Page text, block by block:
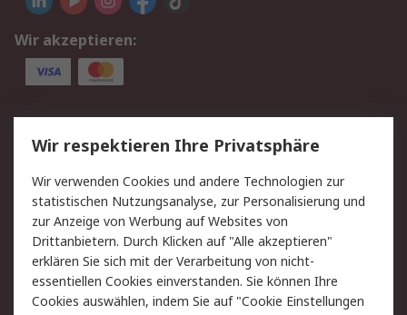
Wir akzeptieren:
Service
Value Added Services
Lieferlösungen
Rücksendungen
Kontakt
Hilfe
Privatkunden
Rechtliches
AGB
Datenschutz
Wir respektieren Ihre Privatsphäre
Wir verwenden Cookies und andere Technologien zur
statistischen Nutzungsanalyse, zur Personalisierung und
zur Anzeige von Werbung auf Websites von
Drittanbietern. Durch Klicken auf "Alle akzeptieren"
erklären Sie sich mit der Verarbeitung von nicht-
essentiellen Cookies einverstanden. Sie können Ihre
Cookies auswählen, indem Sie auf "Cookie Einstellungen